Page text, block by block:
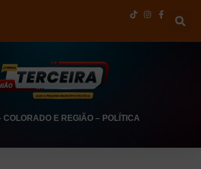
COLORADO E REGIÃO– POLÍTICA